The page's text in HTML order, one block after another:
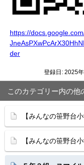
https://
der
登録日: 2025
このカテゴリー内の他
【みんなの笹野台
【みんなの笹野台